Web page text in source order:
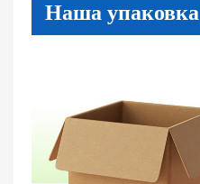
Наша упаковка